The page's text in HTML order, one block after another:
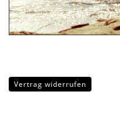
Vertrag widerrufen